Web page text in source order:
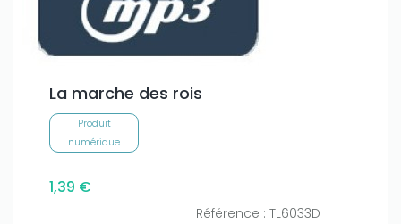
La marche des rois
Produit
numérique
1,39 €
Référence : TL6033D